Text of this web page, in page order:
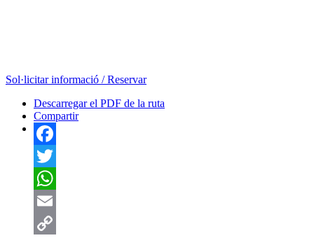
Sol·licitar informació / Reservar
Descarregar el PDF de la ruta
Compartir
Facebook
Twitter
WhatsApp
Email